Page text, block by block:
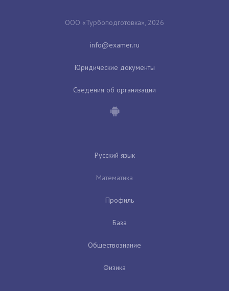
ООО «Турбоподготовка», 2026
Юридические документы
Сведения об организации
Русский язык
Математика
Профиль
База
Обществознание
Физика